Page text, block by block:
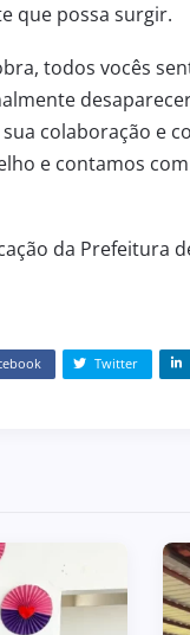
que possa surgir.
todos vocês
colaboração e
e contamos
da Prefeitura
Twitter